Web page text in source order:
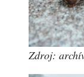
Zdroj: